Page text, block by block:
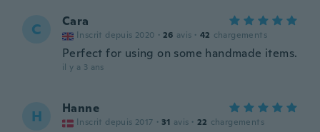
C Cara
Inscrit depuis 2020 · 26 avis · 42 chargements
Perfect for using on some handmade items.
il y a 3 ans
H Hanne
Inscrit depuis 2017 · 31 avis · 22 chargements